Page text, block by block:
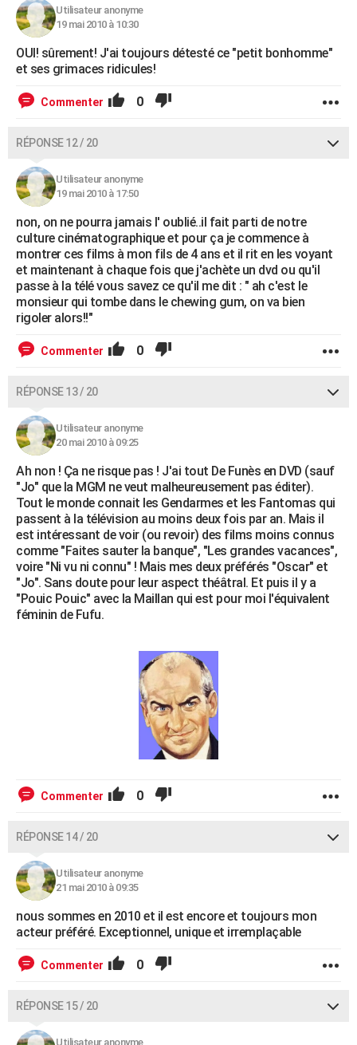
Utilisateur anonyme
19 mai 2010 à 10:30
OUI! sûrement! J'ai toujours détesté ce "petit bonhomme"
et ses grimaces ridicules!
Commenter 0
RÉPONSE 12 / 20
Utilisateur anonyme
19 mai 2010 à 17:50
non, on ne pourra jamais l' oublié..il fait parti de notre
culture cinématographique et pour ça je commence à
montrer ces films à mon fils de 4 ans et il rit en les voyant
et maintenant à chaque fois que j'achète un dvd ou qu'il
passe à la télé vous savez ce qu'il me dit : " ah c'est le
monsieur qui tombe dans le chewing gum, on va bien
rigoler alors!!"
Commenter 0
RÉPONSE 13 / 20
Utilisateur anonyme
20 mai 2010 à 09:25
Ah non ! Ça ne risque pas ! J'ai tout De Funès en DVD (sauf
"Jo" que la MGM ne veut malheureusement pas éditer).
Tout le monde connait les Gendarmes et les Fantomas qui
passent à la télévision au moins deux fois par an. Mais il
est intéressant de voir (ou revoir) des films moins connus
comme "Faites sauter la banque", "Les grandes vacances",
voire "Ni vu ni connu" ! Mais mes deux préférés "Oscar" et
"Jo". Sans doute pour leur aspect théâtral. Et puis il y a
"Pouic Pouic" avec la Maillan qui est pour moi l'équivalent
féminin de Fufu.
Commenter 0
RÉPONSE 14 / 20
Utilisateur anonyme
21 mai 2010 à 09:35
nous sommes en 2010 et il est encore et toujours mon
acteur préféré. Exceptionnel, unique et irremplaçable
Commenter 0
RÉPONSE 15 / 20
Utilisateur anonyme